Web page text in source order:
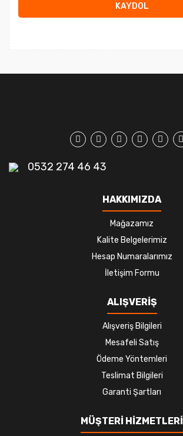
KAYDOL
0532 274 46 43
HAKKIMIZDA
Mağazamız
Kalite Belgelerimiz
Hesap Numaralarımız
İletişim Formu
ALIŞVERİŞ
Alışveriş Bilgileri
Mesafeli Satış
Ödeme Yöntemleri
Teslimat Bilgileri
Garanti Şartları
MÜŞTERİ HİZMETLERİ